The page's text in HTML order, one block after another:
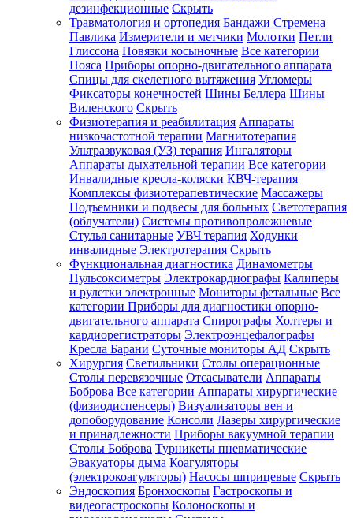
дезинфекционные Скрыть
Травматология и ортопедия Бандажи Стремена
Павлика Измерители и метчики Молотки Петли
Глиссона Повязки косыночные Все категории
Пояса Приборы опорно-двигательного аппарата
Спицы для скелетного вытяжения Угломеры
Фиксаторы конечностей Шины Беллера Шины
Виленского Скрыть
Физиотерапия и реабилитация Аппараты
низкочастотной терапии Магнитотерапия
Ультразвуковая (УЗ) терапия Ингаляторы
Аппараты дыхательной терапии Все категории
Инвалидные кресла-коляски КВЧ-терапия
Комплексы физиотерапевтические Массажеры
Подъемники и подвесы для больных Светотерапия
(облучатели) Системы противопролежневые
Стулья санитарные УВЧ терапия Ходунки
инвалидные Электротерапия Скрыть
Функциональная диагностика Динамометры
Пульсоксиметры Электрокардиографы Калиперы
и рулетки электронные Мониторы фетальные Все
категории Приборы для диагностики опорно-
двигательного аппарата Спирографы Холтеры и
кардиорегистраторы Электроэнцефалографы
Кресла Барани Суточные мониторы АД Скрыть
Хирургия Светильники Столы операционные
Столы перевязочные Отсасыватели Аппараты
Боброва Все категории Аппараты хирургические
(физиодиспенсеры) Визуализаторы вен и
допоборудование Консоли Лазеры хирургические
и принадлежности Приборы вакуумной терапии
Столы Боброва Турникеты пневматические
Эвакуаторы дыма Коагуляторы
(электрокоагуляторы) Насосы шприцевые Скрыть
Эндоскопия Бронхоскопы Гастроскопы и
видеогастроскопы Колоноскопы и